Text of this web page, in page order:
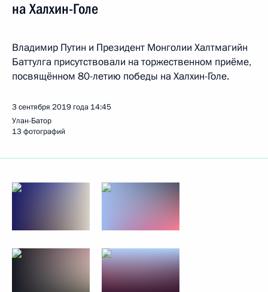
на Халхин-Голе
Владимир Путин и Президент Монголии Халтмагийн
Баттулга присутствовали на торжественном приёме,
посвящённом 80-летию победы на Халхин-Голе.
3 сентября 2019 года 14:45
Улан-Батор
13 фотографий